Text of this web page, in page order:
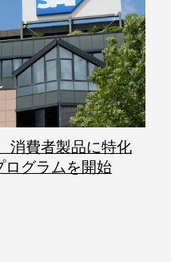
消費者製品に特化
ログラムを開始